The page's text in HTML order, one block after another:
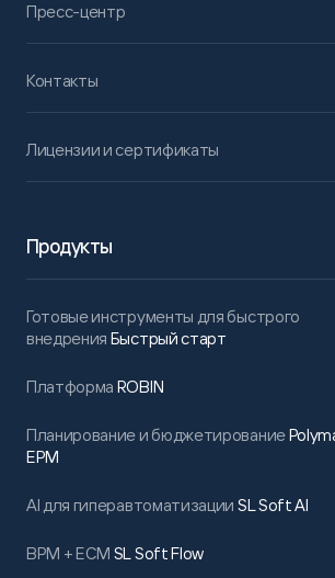
Пресс-центр
Контакты
Лицензии и сертификаты
Продукты
Готовые инструменты для быстрого
внедрения Быстрый старт
Платформа ROBIN
Планирование и бюджетирование
EPM
AI для гиперавтоматизации SL Soft AI
BPM + ECM SL Soft Flow